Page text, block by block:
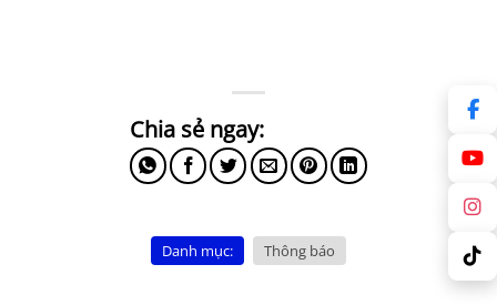
Danh mục: Thông báo